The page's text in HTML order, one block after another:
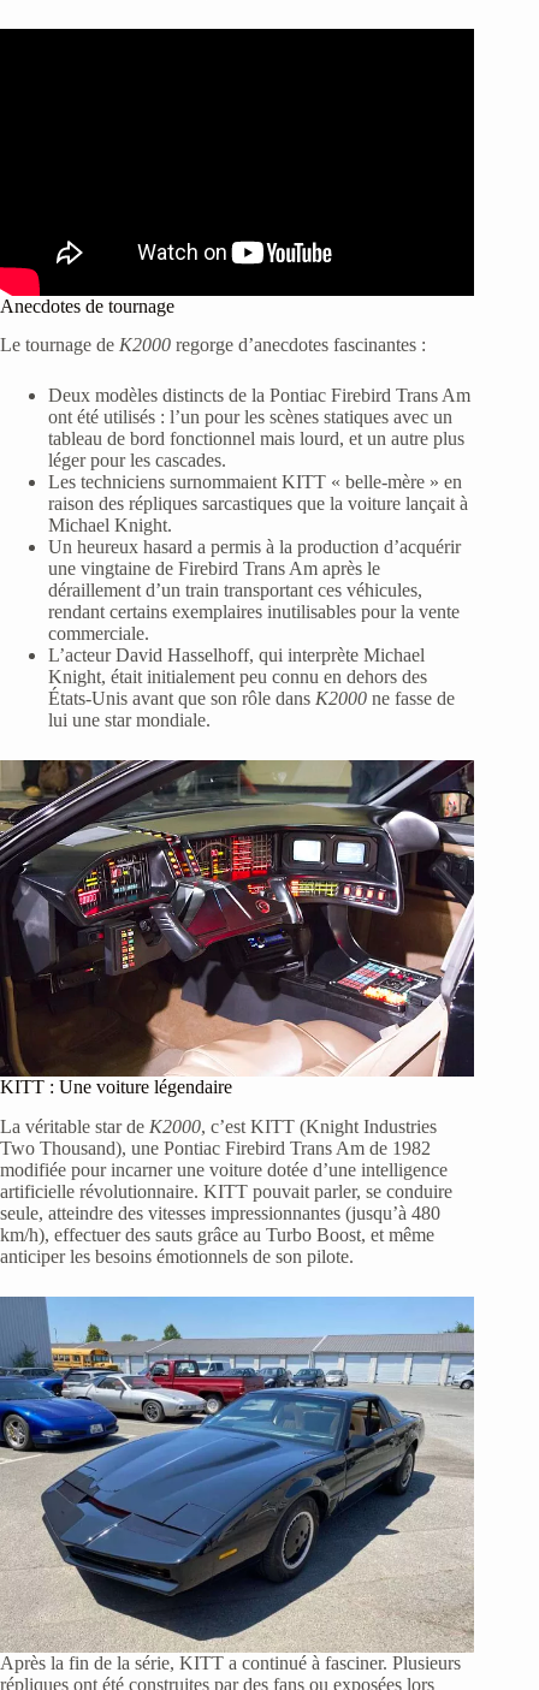
Anecdotes de tournage
Le tournage de K2000 regorge d’anecdotes fascinantes :
Deux modèles distincts de la Pontiac Firebird Trans Am
ont été utilisés : l’un pour les scènes statiques avec un
tableau de bord fonctionnel mais lourd, et un autre plus
léger pour les cascades.
Les techniciens surnommaient KITT « belle-mère » en
raison des répliques sarcastiques que la voiture lançait à
Michael Knight.
Un heureux hasard a permis à la production d’acquérir
une vingtaine de Firebird Trans Am après le
déraillement d’un train transportant ces véhicules,
rendant certains exemplaires inutilisables pour la vente
commerciale.
L’acteur David Hasselhoff, qui interprète Michael
Knight, était initialement peu connu en dehors des
États-Unis avant que son rôle dans K2000 ne fasse de
lui une star mondiale.
KITT : Une voiture légendaire
La véritable star de K2000, c’est KITT (Knight Industries
Two Thousand), une Pontiac Firebird Trans Am de 1982
modifiée pour incarner une voiture dotée d’une intelligence
artificielle révolutionnaire. KITT pouvait parler, se conduire
seule, atteindre des vitesses impressionnantes (jusqu’à 480
km/h), effectuer des sauts grâce au Turbo Boost, et même
anticiper les besoins émotionnels de son pilote.
Après la fin de la série, KITT a continué à fasciner. Plusieurs
répliques ont été construites par des fans ou exposées lors